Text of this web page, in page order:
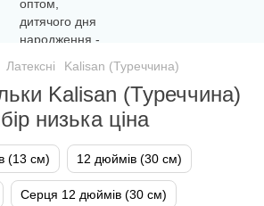
Латексні Kalisan (Туреччина)
Kalisan (Туреччина)
низька ціна
(13 см) 12 дюймів (30 см)
Серця 12 дюймів (30 см)